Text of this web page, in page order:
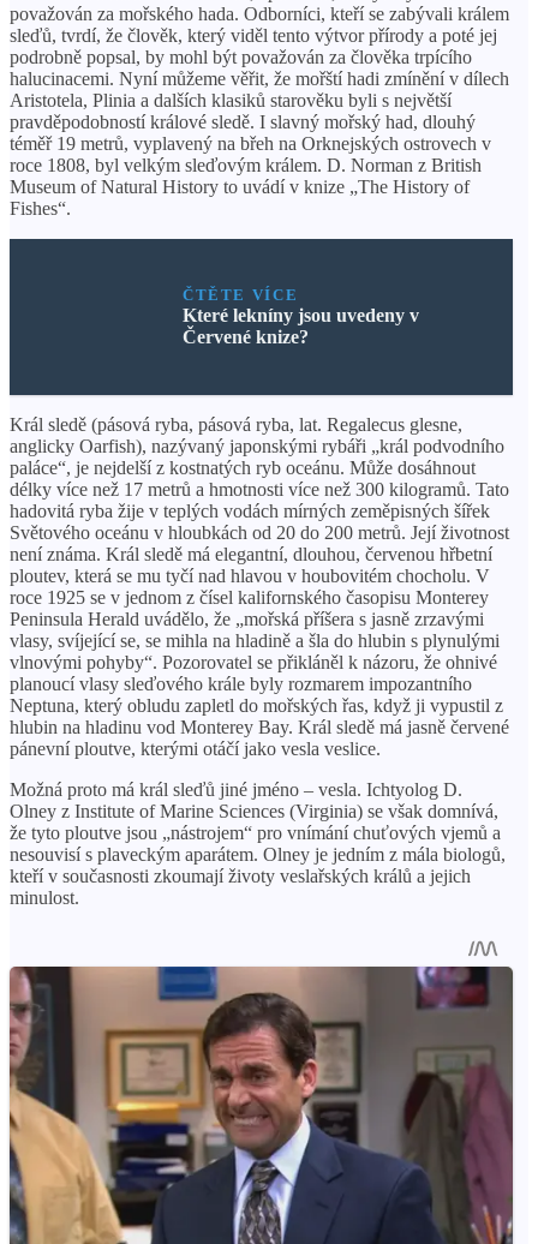
považován za mořského hada. Odborníci, kteří se zabývali králem
sleďů, tvrdí, že člověk, který viděl tento výtvor přírody a poté jej
podrobně popsal, by mohl být považován za člověka trpícího
halucinacemi. Nyní můžeme věřit, že mořští hadi zmínění v dílech
Aristotela, Plinia a dalších klasiků starověku byli s největší
pravděpodobností králové sledě. I slavný mořský had, dlouhý
téměř 19 metrů, vyplavený na břeh na Orknejských ostrovech v
roce 1808, byl velkým sleďovým králem. D. Norman z British
Museum of Natural History to uvádí v knize „The History of
Fishes“.
ČTĚTE VÍCE
Které lekníny jsou uvedeny v
Červené knize?
Král sledě (pásová ryba, pásová ryba, lat. Regalecus glesne,
anglicky Oarfish), nazývaný japonskými rybáři „král podvodního
paláce“, je nejdelší z kostnatých ryb oceánu. Může dosáhnout
délky více než 17 metrů a hmotnosti více než 300 kilogramů. Tato
hadovitá ryba žije v teplých vodách mírných zeměpisných šířek
Světového oceánu v hloubkách od 20 do 200 metrů. Její životnost
není známa. Král sledě má elegantní, dlouhou, červenou hřbetní
ploutev, která se mu tyčí nad hlavou v houbovitém chocholu. V
roce 1925 se v jednom z čísel kalifornského časopisu Monterey
Peninsula Herald uvádělo, že „mořská příšera s jasně zrzavými
vlasy, svíjející se, se mihla na hladině a šla do hlubin s plynulými
vlnovými pohyby“. Pozorovatel se přikláněl k názoru, že ohnivé
planoucí vlasy sleďového krále byly rozmarem impozantního
Neptuna, který obludu zapletl do mořských řas, když ji vypustil z
hlubin na hladinu vod Monterey Bay. Král sledě má jasně červené
pánevní ploutve, kterými otáčí jako vesla veslice.
Možná proto má král sleďů jiné jméno – vesla. Ichtyolog D.
Olney z Institute of Marine Sciences (Virginia) se však domnívá,
že tyto ploutve jsou „nástrojem“ pro vnímání chuťových vjemů a
nesouvisí s plaveckým aparátem. Olney je jedním z mála biologů,
kteří v současnosti zkoumají životy veslařských králů a jejich
minulost.